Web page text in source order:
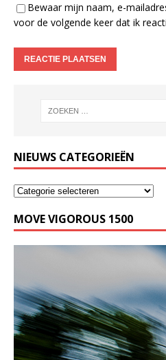
Bewaar mijn naam, e-
voor de volgende keer dat ik
NIEUWS CATEGORIEËN
MOVE VIGOROUS 1500